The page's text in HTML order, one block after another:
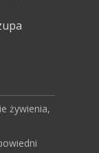
żywienia,